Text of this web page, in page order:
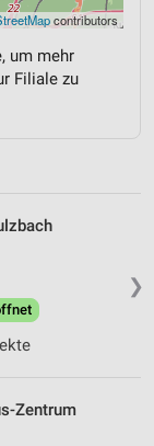
contributors
um mehr
Filiale zu
❯
Zentrum